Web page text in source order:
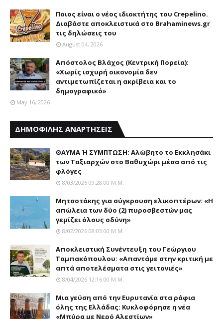
Ποιος είναι ο νέος ιδιοκτήτης του Crepelino.
Διαβάστε αποκλειστικά στο Brahaminews.gr
τις δηλώσεις του
August 04, 2026
Απόστολος Βλάχος (Κεντρική Πορεία):
«Χωρίς ισχυρή οικονομία δεν
αντιμετωπίζεται η ακρίβεια και το
δημογραφικό»
May 16, 2026
ΔΗΜΟΦΙΛΗΣ ΑΝΑΡΤΗΣΕΙΣ
ΘΑΥΜΑ Ή ΣΥΜΠΤΩΣΗ; Aλώβητο το Eκκλησάκι
των Tαξιαρχών στο Bαθυχώρι μέσα από τις
φλόγες
8/03/2026 09:28:00 Μ.μ.
Μητσοτάκης για σύγκρουση ελικοπτέρων: «Η
απώλεια των δύο (2) πυροσβεστών μας
γεμίζει όλους οδύνη»
8/02/2026 08:03:00 Μ.μ.
Αποκλειστική Συνέντευξη του Γεώργιου
Ταμπακόπουλου: «Απαντάμε στην κριτική με
απτά αποτελέσματα στις γειτονιές»
8/04/2026 12:16:00 Μ.μ.
Mια γεύση από την Eυρυτανία στα ράφια
όλης της Ελλάδας: Κυκλοφόρησε η νέα
«Μπύρα με Nερό Aλεστίων»